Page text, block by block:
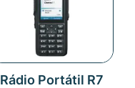
Rádio Portátil R7